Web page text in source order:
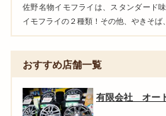
佐野名物イモフライは、スタンダード
イモフライの２種類！その他、やきそば
おすすめ店舗一覧
有限会社 オー